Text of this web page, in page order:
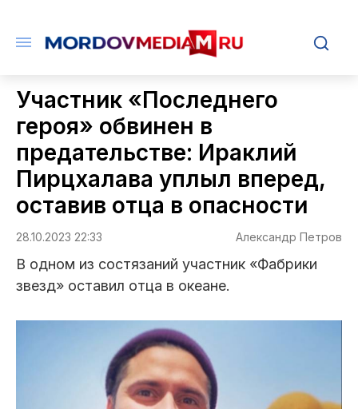
Участник «Последнего
героя» обвинен в
предательстве: Ираклий
Пирцхалава уплыл вперед,
оставив отца в опасности
28.10.2023 22:33 Александр Петров
В одном из состязаний участник «Фабрики
звезд» оставил отца в океане.